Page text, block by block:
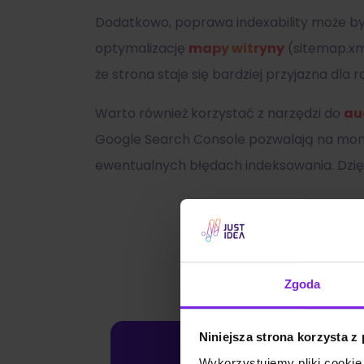
Zgoda
Niniejsza strona korzysta z
Dodatkowo, poprawa indexability może
optymalizację mapy witryny
że strona staje się bardziej przyjazna dla
Warto również korzystać z narzędzi do
Google Search Console pozwalają na
ewentualnych błędach indeksowania.